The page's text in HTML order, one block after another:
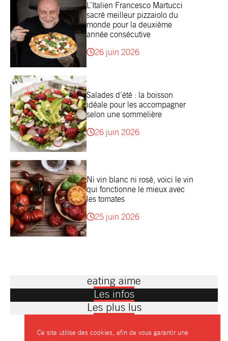
L’Italien Francesco Martucci
sacré meilleur pizzaiolo du
monde pour la deuxième
année consécutive
26 juin 2026
Salades d’été : la boisson
idéale pour les accompagner
selon une sommelière
26 juin 2026
Ni vin blanc ni rosé, voici le vin
qui fonctionne le mieux avec
les tomates
25 juin 2026
eating aime
Les infos
Les plus lus
Ce site utilise des cookies, afin de vous garantir une